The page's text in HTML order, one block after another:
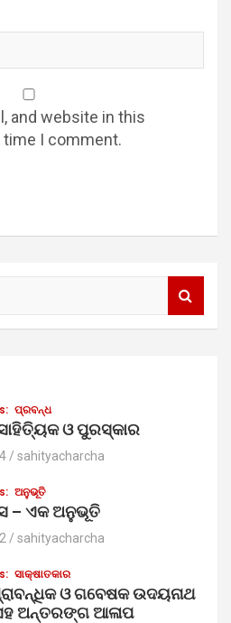
and website in this
I comment.
ପ୍ରବନ୍ଧ
ଓ ପୁରସ୍କାର
sahityacharcha
ଅନୁଭୂତି
– ଏକ ଅନୁଭୂତି
sahityacharcha
ସାକ୍ଷାତକାର
ଓ ଗବେଷକ ଉଦୟନାଥ
ଅନ୍ତରଙ୍ଗ ଆଳାପ